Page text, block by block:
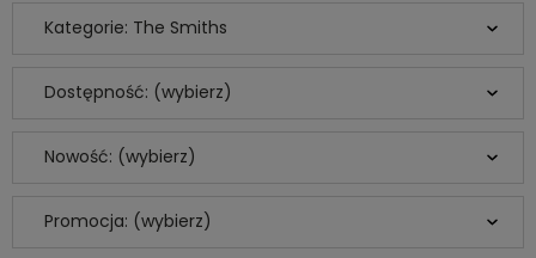
Kategorie: The Smiths
Dostępność: (wybierz)
Nowość: (wybierz)
Promocja: (wybierz)